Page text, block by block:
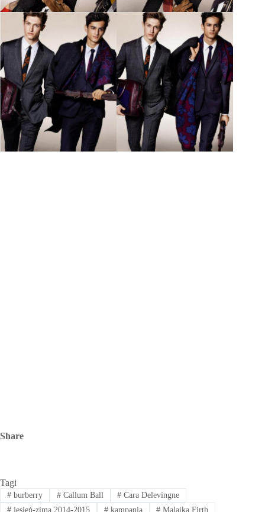
Share
Tagi
#burberry #Callum Ball # Cara Delevingne
#jesień-zima 2014-2015 #kampania # Malaika Firth